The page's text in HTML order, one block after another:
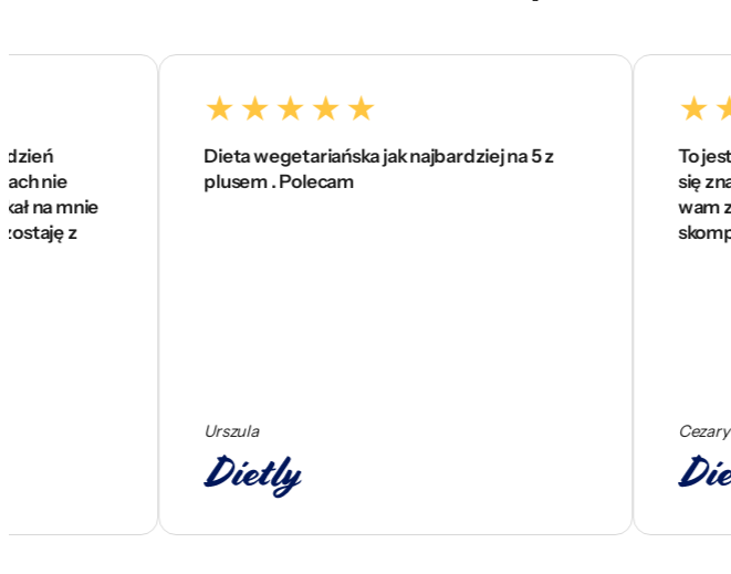
z
Dieta wegetariańska jak najbardziej na 5 z
plusem . Polecam
To jest to !
się
wam za